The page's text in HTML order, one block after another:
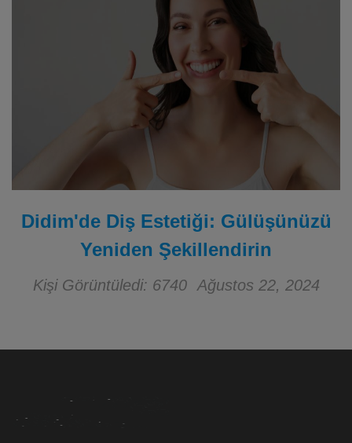
Didim'de Diş Estetiği: Gülüşünüzü
Yeniden Şekillendirin
Kişi Görüntüledi: 6740 Ağustos 22, 2024